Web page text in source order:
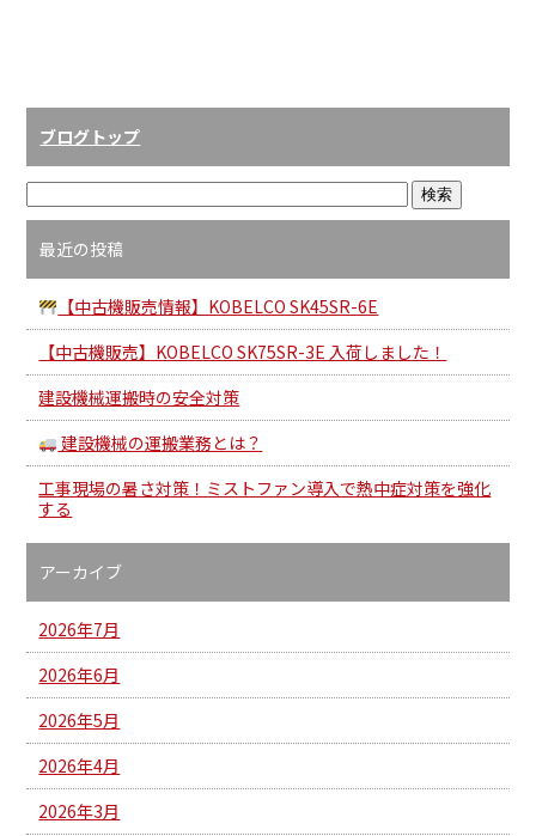
ブログトップ
最近の投稿
【中古機販売情報】KOBELCO SK45SR-6E
【中古機販売】KOBELCO SK75SR-3E 入荷しました！
建設機械運搬時の安全対策
建設機械の運搬業務とは？
工事現場の暑さ対策！ミストファン導入で熱中症対策を強化
する
アーカイブ
2026年7月
2026年6月
2026年5月
2026年4月
2026年3月